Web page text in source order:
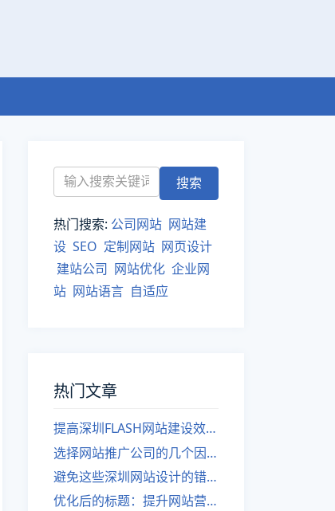
热门搜索: 公司网站 网站建
设 SEO 定制网站 网页设计
建站公司 网站优化 企业网
站 网站语言 自适应
热门文章
提高深圳FLASH网站建设效率的建议
选择网站推广公司的几个因素
避免这些深圳网站设计的错误
优化后的标题：提升网站营销绩效的策略